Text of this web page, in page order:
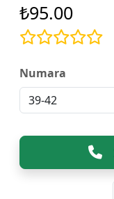
₺95.00
Numara